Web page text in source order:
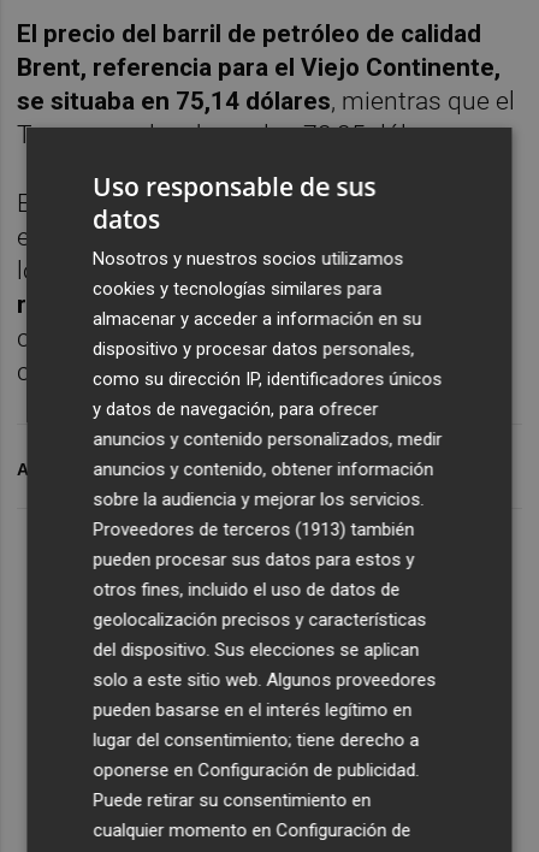
El precio del barril de petróleo de calidad
Brent, referencia para el Viejo Continente,
se situaba en 75,14 dólares, mientras que el
Texas se colocaba en los 73,35 dólares.
En el mercado de deuda, el interés del bono
español a diez años se colocaba a cierre de
los mercados en el 0,453%, conla prima de
riesgo en los 62 puntos,en tanto que la
cotización del euro frente al dólar se
colocaba en 1,1908 'billetes verdes'.
ARCHIVADO EN IBEX 35 BOLSA ESPAÑOLA
Uso responsable de sus
datos
Nosotros y nuestros socios utilizamos
cookies y tecnologías similares para
almacenar y acceder a información en su
dispositivo y procesar datos personales,
como su dirección IP, identificadores únicos
y datos de navegación, para ofrecer
anuncios y contenido personalizados, medir
anuncios y contenido, obtener información
sobre la audiencia y mejorar los servicios.
Proveedores de terceros (1913) también
pueden procesar sus datos para estos y
otros fines, incluido el uso de datos de
geolocalización precisos y características
del dispositivo. Sus elecciones se aplican
solo a este sitio web. Algunos proveedores
pueden basarse en el interés legítimo en
lugar del consentimiento; tiene derecho a
oponerse enConfiguración de publicidad
Puede retirar su consentimiento en
cualquier momento enConfiguración de